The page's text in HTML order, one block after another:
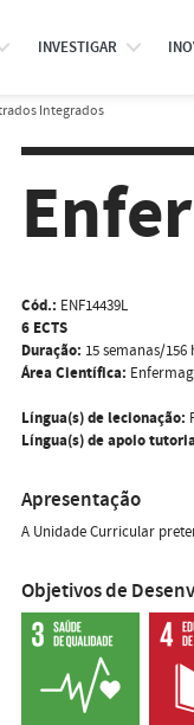
INVESTIGAR
Integrados
Cód.: ENF14439L
6 ECTS
Duração: 15 semanas/156
Área Científica:
Língua(s) de lecionação:
Língua(s) de apoio
Apresentação
A Unidade Curricular
Objetivos de